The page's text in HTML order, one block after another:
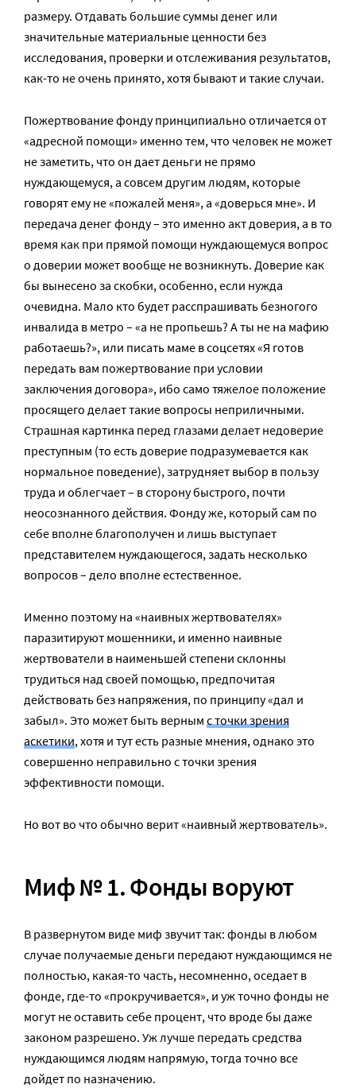
размеру. Отдавать большие суммы денег или
значительные материальные ценности без
исследования, проверки и отслеживания результатов,
как-то не очень принято, хотя бывают и такие случаи.
Пожертвование фонду принципиально отличается от
«адресной помощи» именно тем, что человек не может
не заметить, что он дает деньги не прямо
нуждающемуся, а совсем другим людям, которые
говорят ему не «пожалей меня», а «доверься мне». И
передача денег фонду – это именно акт доверия, а в то
время как при прямой помощи нуждающемуся вопрос
о доверии может вообще не возникнуть. Доверие как
бы вынесено за скобки, особенно, если нужда
очевидна. Мало кто будет расспрашивать безногого
инвалида в метро – «а не пропьешь? А ты не на мафию
работаешь?», или писать маме в соцсетях «Я готов
передать вам пожертвование при условии
заключения договора», ибо само тяжелое положение
просящего делает такие вопросы неприличными.
Страшная картинка перед глазами делает недоверие
преступным (то есть доверие подразумевается как
нормальное поведение), затрудняет выбор в пользу
труда и облегчает – в сторону быстрого, почти
неосознанного действия. Фонду же, который сам по
себе вполне благополучен и лишь выступает
представителем нуждающегося, задать несколько
вопросов – дело вполне естественное.
Именно поэтому на «наивных жертвователях»
паразитируют мошенники, и именно наивные
жертвователи в наименьшей степени склонны
трудиться над своей помощью, предпочитая
действовать без напряжения, по принципу «дал и
забыл». Это может быть верным с точки зрения
аскетики, хотя и тут есть разные мнения, однако это
совершенно неправильно с точки зрения
эффективности помощи.
Но вот во что обычно верит «наивный жертвователь».
Миф № 1. Фонды воруют
В развернутом виде миф звучит так: фонды в любом
случае получаемые деньги передают нуждающимся не
полностью, какая-то часть, несомненно, оседает в
фонде, где-то «прокручивается», и уж точно фонды не
могут не оставить себе процент, что вроде бы даже
законом разрешено. Уж лучше передать средства
нуждающимся людям напрямую, тогда точно все
дойдет по назначению.